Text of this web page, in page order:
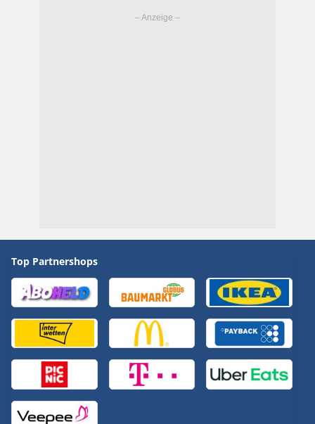
Top Partnershops